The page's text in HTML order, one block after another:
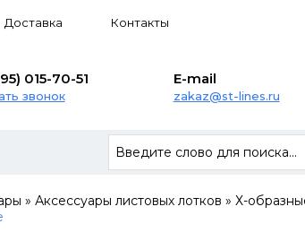
Доставка Контакты
015-70-51
звонок
E-mail
zakaz@st-lines.ru
» Аксессуары листовых лотков » Х-